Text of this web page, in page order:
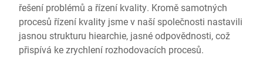
řešení problémů a řízení kvality. Kromě samotných
procesů řízení kvality jsme v naší společnosti nastavili
jasnou strukturu hiearchie, jasné odpovědnosti, což
přispívá ke zrychlení rozhodovacích procesů.